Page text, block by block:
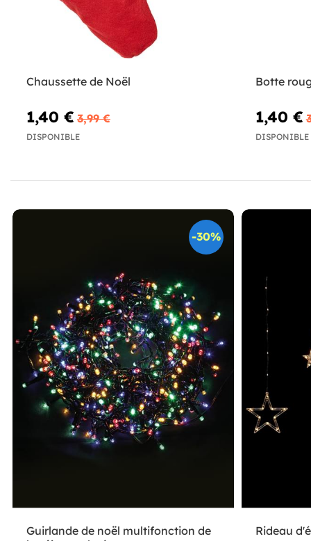
Chaussette de Noël
1,40 € 3,99 €
DISPONIBLE
Botte
1,40 €
DISPONIBLE
-30%
Guirlande de noël multifonction de
Rideau